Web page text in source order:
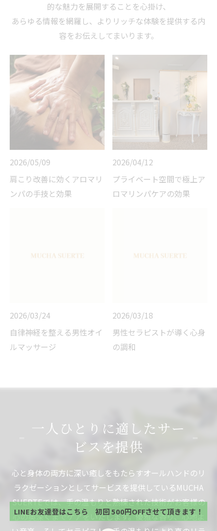
的な魅力を展開することを心掛け、
あらゆる情報を網羅し、よりリッチな体験を提供する内
容をお伝えしてまいります。
2026/05/09
肩こり改善に効くアロマリ
ンパの手技と効果
2026/04/12
プライベート空間で極上ア
ロマリンパケアの効果
2026/03/24
自律神経を整える男性オイ
ルマッサージ
2026/03/18
男性セラピストが導く心身
の調和
一人ひとりに適したサー
ビスを提供
心と身体の両方に深い癒しをもたらすオールハンドのリ
ラクゼーションとしてサービスを提供しているMUCHA
SUERTEでは、手の温もりと熟練された技術がお客様の
心の奥深くまでケアをいたします。優雅な香り、心地よ
当サロンの公式LINE@にお友達登録頂いたお客様は
初回 500円OFFさせて頂きます。 既に 追加済の
方、不必要な方 お手数ですが、✖印でお閉じ下さ
い。
初回 500円OFFさせて頂きます。 既に 追加済の
方、不必要な方 お手数ですが、✖印でお閉じ下さ
い。
LINEお友達登はこちら 初回 500円OFFさせて頂きます！